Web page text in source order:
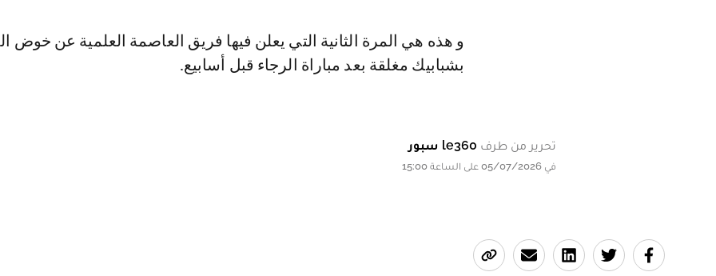
و هذه هي المرة الثانية التي يعلن فيها فريق العاصمة العلمية عن خوض
بشبابيك مغلقة بعد مباراة الرجاء قبل أسابيع.
تحرير من طرف le360 سبور
في 05/07/2026 على الساعة 15:00